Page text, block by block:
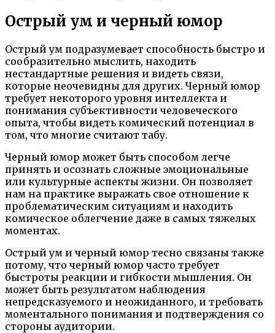
Острый ум и черный юмор
Острый ум подразумевает способность быстро и
сообразительно мыслить, находить
нестандартные решения и видеть связи,
которые неочевидны для других. Черный юмор
требует некоторого уровня интеллекта и
понимания субъективности человеческого
опыта, чтобы видеть комический потенциал в
том, что многие считают табу.
Черный юмор может быть способом легче
принять и осознать сложные эмоциональные
или культурные аспекты жизни. Он позволяет
нам на практике выражать свое отношение к
проблематическим ситуациям и находить
комическое облегчение даже в самых тяжелых
моментах.
Острый ум и черный юмор тесно связаны также
потому, что черный юмор часто требует
быстроты реакции и гибкости мышления. Он
может быть результатом наблюдения
непредсказуемого и неожиданного, и требовать
моментального понимания и подтверждения со
стороны аудитории.